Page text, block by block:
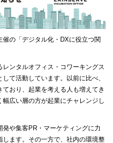
の「デジタル化・DXに役立つ関
ンタルオフィス・コワーキングス
て活動しています。以前に比べ、
おり、起業を考える人も増えてき
広い層の方が起業にチャレンジし
や集客PR・マーケティングに力
ます。その一方で、社内の環境整